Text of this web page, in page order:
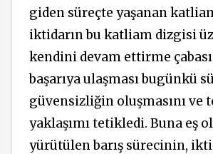
giden süreçte yaşanan
iktidarın bu katliam dizgisi
kendini devam ettirme
başarıya ulaşması bugünkü
güvensizliğin oluşmasını ve
yaklaşımı tetikledi. Buna eş
yürütülen barış sürecinin,